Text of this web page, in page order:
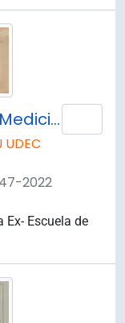
Alcantarillado Escuela de Medicina. Planta Zócalo.
UDEC
2022
Ex- Escuela de